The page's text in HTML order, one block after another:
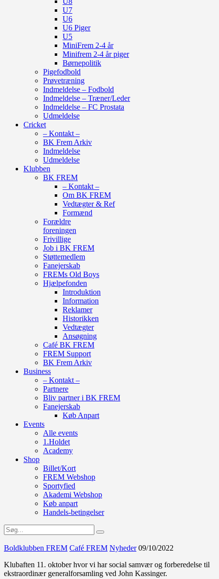
U7
U6
U6 Piger
U5
MiniFrem 2-4 år
Minifrem 2-4 år piger
Børnepolitik
Pigefodbold
Prøvetræning
Indmeldelse – Fodbold
Indmeldelse – Træner/Leder
Indmeldelse – FC Prostata
Udmeldelse
Cricket
– Kontakt –
BK Frem Arkiv
Indmeldelse
Udmeldelse
Klubben
BK FREM
– Kontakt –
Om BK FREM
Vedtægter & Ref
Formænd
Forældre
foreningen
Frivillige
Job i BK FREM
Støttemedlem
Fanejerskab
FREMs Old Boys
Hjælpefonden
Introduktion
Information
Reklamer
Historikken
Vedtægter
Ansøgning
Café BK FREM
FREM Support
BK Frem Arkiv
Business
– Kontakt –
Partnere
Bliv partner i BK FREM
Fanejerskab
Køb Anpart
Events
Alle events
1.Holdet
Academy
Shop
Billet/Kort
FREM Webshop
Sportyfied
Akademi Webshop
Køb anpart
Handels-betingelser
Boldklubben FREM Café FREM Nyheder 09/10/2022
Klubaften 11. oktober hvor vi har social samvær og forberedelse til
ekstraordinær generalforsamling ved John Kassinger.